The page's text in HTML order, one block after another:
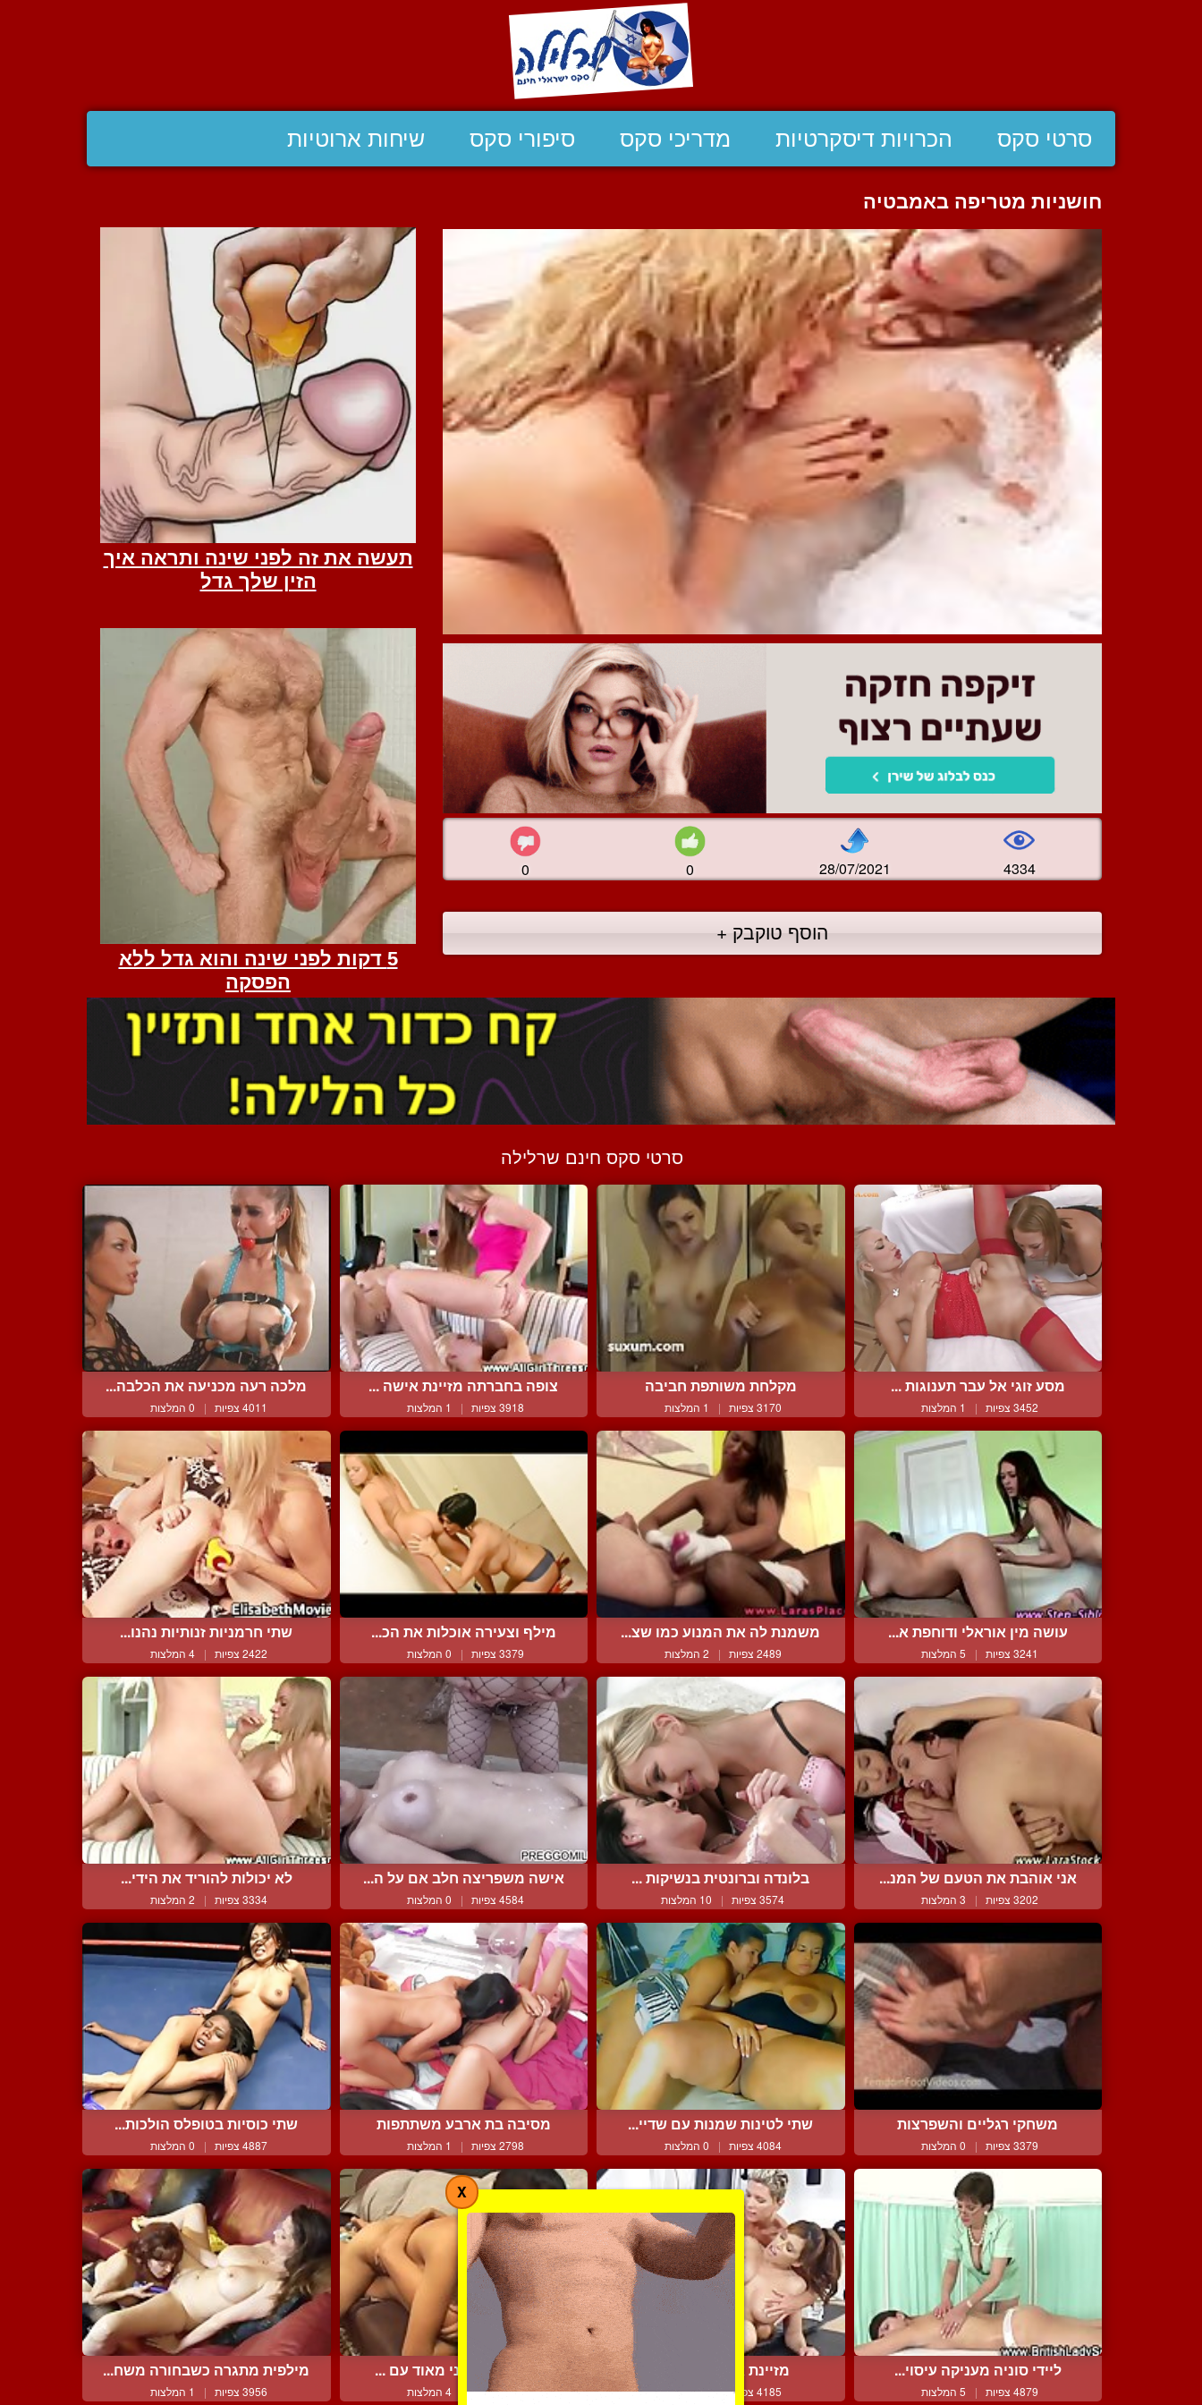
סרטי סקס הכרויות דיסקרטיות מדריכי סקס סיפורי סקס שיחות ארוטיות
חושניות מטריפה באמבטיה
0 0 28/07/2021 4334
הוסף טוקבק +
סרטי סקס חינם שרלילה
מסע זוגי אל עבר תענוגות ...
3452 צפיות | 1 המלצות
מקלחת משותפת חביבה
3170 צפיות | 1 המלצות
צופה בחברתה מזיינת אישה ...
3918 צפיות | 1 המלצות
מלכה רעה מכניעה את הכלבה...
4011 צפיות | 0 המלצות
עושה מין אוראלי ודוחפת א...
3241 צפיות | 5 המלצות
משמנת לה את המנוע כמו שצ...
2489 צפיות | 2 המלצות
מילף וצעירה אוכלות את הכ...
3379 צפיות | 0 המלצות
שתי חרמניות זנותיות נהנו...
2422 צפיות | 4 המלצות
אני אוהבת את הטעם של המנ...
3202 צפיות | 3 המלצות
בלונדה וברונטית בנשיקות ...
3574 צפיות | 10 המלצות
אישה משפריצה חלב אם על ה...
4584 צפיות | 0 המלצות
לא יכולות להוריד את הידי...
3334 צפיות | 2 המלצות
משחקי רגליים והשפרצות
3379 צפיות | 0 המלצות
שתי לטינות שמנות עם שדיי...
4084 צפיות | 0 המלצות
מסיבה בת ארבע משתתפות
2798 צפיות | 1 המלצות
שתי כוסיות בטופלס הולכות...
4887 צפיות | 0 המלצות
ליידי סוניה מעניקה עיסוי...
4879 צפיות | 5 המלצות
מזיינת אותה עם דילדו
4185 צפיות | 0 המלצות
סרט פורנו חושני מאוד עם ...
6847 צפיות | 4 המלצות
מילפית מתגרה כשבחורה משח...
3956 צפיות | 1 המלצות
X